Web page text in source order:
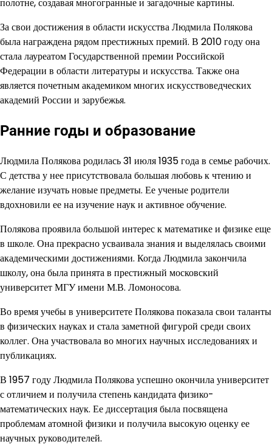
За свои достижения в области искусства Людмила Полякова
была награждена рядом престижных премий. В 2010 году она
стала лауреатом Государственной премии Российской
Федерации в области литературы и искусства. Также она
является почетным академиком многих искусствоведческих
академий России и зарубежья.
Ранние годы и образование
Людмила Полякова родилась 31 июля 1935 года в семье рабочих.
С детства у нее присутствовала большая любовь к чтению и
желание изучать новые предметы. Ее ученые родители
вдохновили ее на изучение наук и активное обучение.
Полякова проявила большой интерес к математике и физике еще
в школе. Она прекрасно усваивала знания и выделялась своими
академическими достижениями. Когда Людмила закончила
школу, она была принята в престижный московский
университет МГУ имени М.В. Ломоносова.
Во время учебы в университете Полякова показала свои таланты
в физических науках и стала заметной фигурой среди своих
коллег. Она участвовала во многих научных исследованиях и
публикациях.
В 1957 году Людмила Полякова успешно окончила университет
с отличием и получила степень кандидата физико-
математических наук. Ее диссертация была посвящена
проблемам атомной физики и получила высокую оценку ее
научных руководителей.